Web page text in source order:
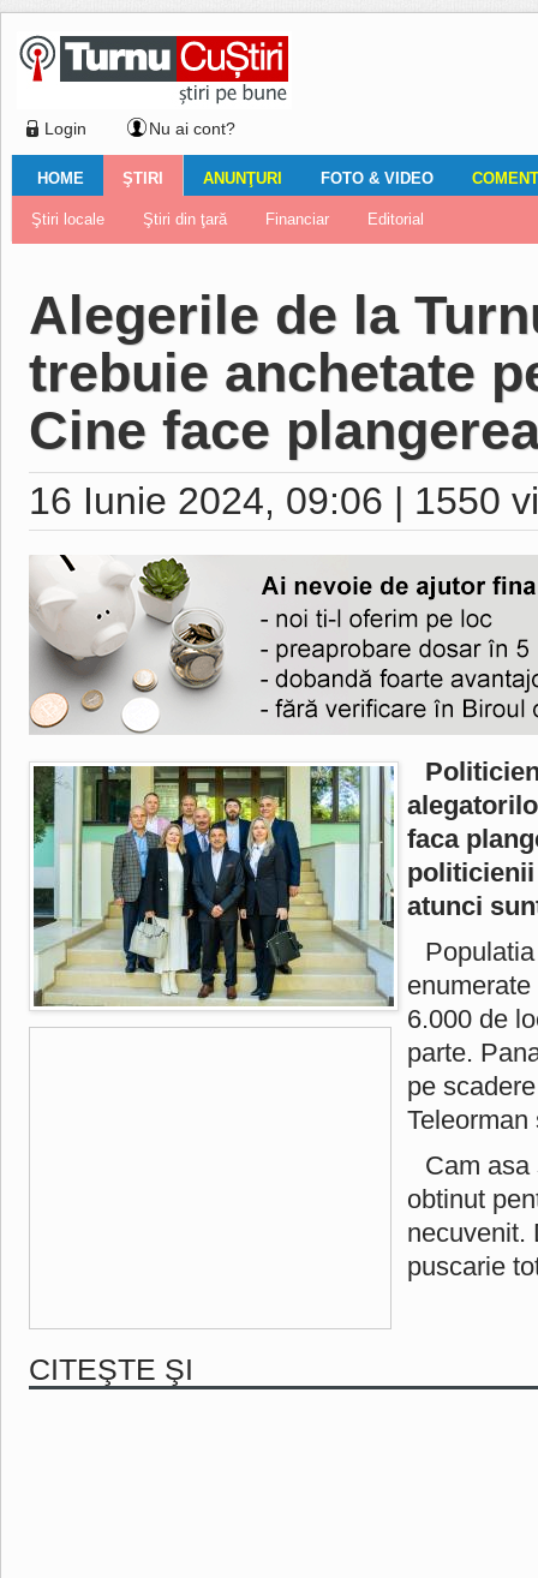
Login Nu ai cont?
HOME
Ştiri locale Turnaţi aici! Nemulţumirile localnicilor
ŞTIRI
Ştiri locale Ştiri din ţară Financiar Editorial
ANUNŢURI
Imobiliare Auto Închirieri Vânzări Locuri de muncă
FOTO & VIDEO
Galerii Foto Galerii video
Comentariul zilei
Alegerile de la
trebuie anchetate
Cine face
16 Iunie 2024, 09:06 | 1550
faca
atunci
6.000 de
parte.
pe
Cam asa
obtinut
necuvenit.
puscarie
CITEŞTE ŞI